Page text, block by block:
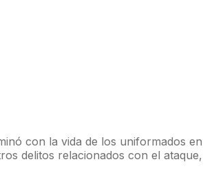
con la vida de los uniformados en
delitos relacionados con el ataque,